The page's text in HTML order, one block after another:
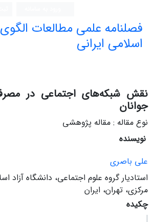
فصلنامه علمی مطالعات
اسلامی ایرانی
نقش شبکه‌های اجتماعی در
جوانان
نوع مقاله : مقاله پژوهشی
نویسنده
علی باصری
استادیار گروه علوم اجتماعی، دانشگاه آزاد
مرکزی، تهران، ایران
چکیده